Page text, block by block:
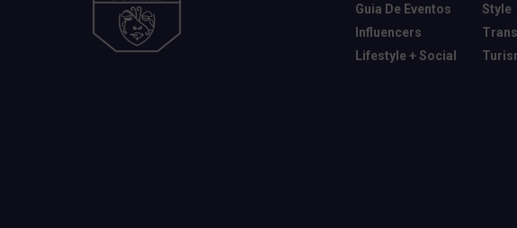
Guia De Eventos
Influencers
Lifestyle + Social
Style